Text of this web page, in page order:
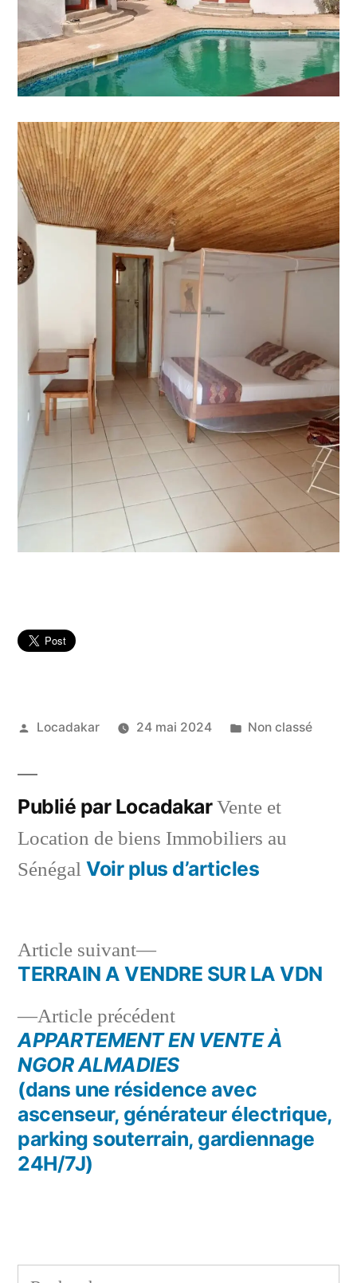
Publié
Locadakar 24 mai 2024
Publié
Non classé
Publié par LocadakarVente et
Location de biens Immobiliers au
Sénégal Voir plus d’articles
Navigation
de
l’article
Article précédentArticle
précédent :
APPARTEMENT EN VENTE À
NGOR ALMADIES
(dans une résidence avec
ascenseur, générateur électrique,
parking souterrain, gardiennage
24H/7J)
Article suivant
Article
suivant :
TERRAIN A VENDRE SUR LA VDN